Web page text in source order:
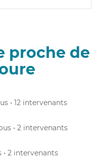
proche de
• 12 intervenants
• 2 intervenants
• 2 intervenants